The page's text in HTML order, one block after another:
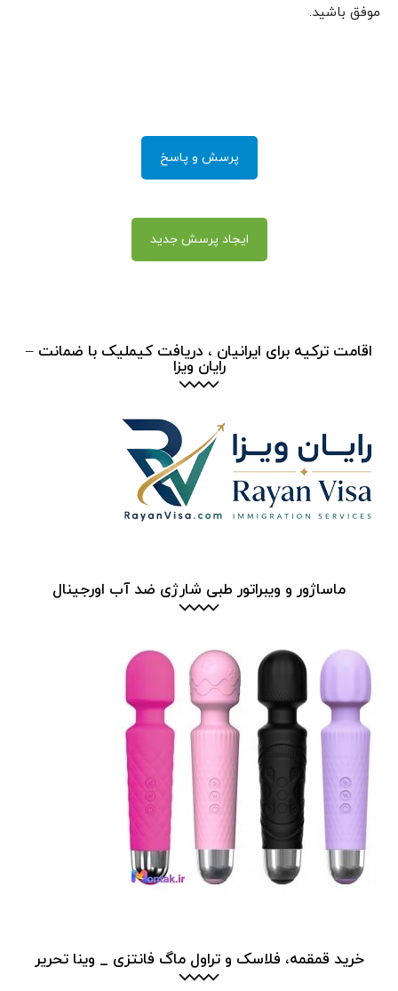
موفق باشید.
پرسش و پاسخ
ایجاد پرسش جدید
اقامت ترکیه برای ایرانیان ، دریافت کیملیک با ضمانت –
رایان ویزا
ماساژور و ویبراتور طبی شارژی ضد آب اورجینال
خرید قمقمه، فلاسک و تراول ماگ فانتزی _ وینا تحریر